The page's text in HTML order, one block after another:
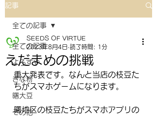
記事
全ての記事
よろずや
きな粉
曙大豆
その他
全ての記事
えだまめの挑戦
SEEDS OF VIRTUE
2023年8月4日 読了時間: 1分
重大発表です。なんと当店の枝豆た
ちがスマホゲームになります。
曙地区の枝豆たちがスマホアプリの